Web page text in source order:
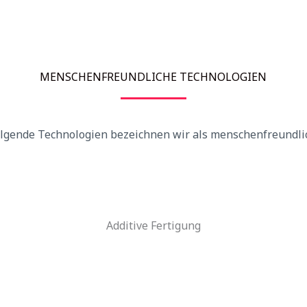
MENSCHENFREUNDLICHE TECHNOLOGIEN
Technologien bezeichnen wir als
Additive Fertigung